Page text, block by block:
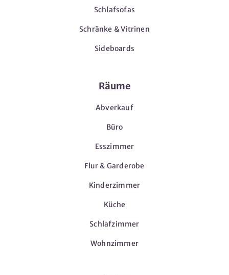
Schlafsofas
Schränke & Vitrinen
Sideboards
Räume
Abverkauf
Büro
Esszimmer
Flur & Garderobe
Kinderzimmer
Küche
Schlafzimmer
Wohnzimmer